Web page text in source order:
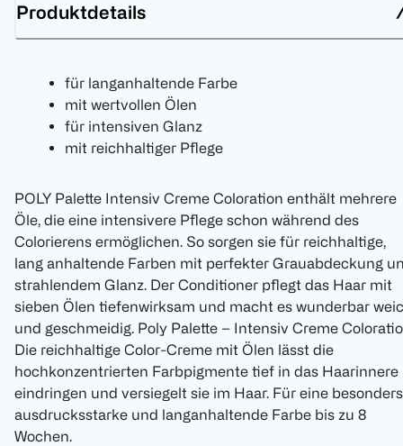
Produktdetails
für langanhaltende Farbe
mit wertvollen Ölen
für intensiven Glanz
mit reichhaltiger Pflege
POLY Palette Intensiv Creme Coloration enthält mehrere
Öle, die eine intensivere Pflege schon während des
Colorierens ermöglichen. So sorgen sie für reichhaltige,
lang anhaltende Farben mit perfekter Grauabdeckung
strahlendem Glanz. Der Conditioner pflegt das Haar mit
sieben Ölen tiefenwirksam und macht es wunderbar
und geschmeidig. Poly Palette – Intensiv Creme
Die reichhaltige Color-Creme mit Ölen lässt die
hochkonzentrierten Farbpigmente tief in das Haarinnere
eindringen und versiegelt sie im Haar. Für eine besonders
ausdrucksstarke und langanhaltende Farbe bis zu 8
Wochen.